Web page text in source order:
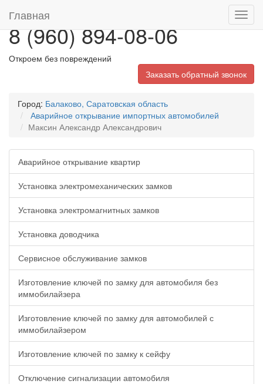
Главная
8 (960) 894-08-06
Откроем без повреждений
Заказать обратный звонок
Город: Балаково, Саратовская область
Аварийное открывание импортных автомобилей
Максин Александр Александрович
Аварийное открывание квартир
Установка электромеханических замков
Установка электромагнитных замков
Установка доводчика
Сервисное обслуживание замков
Изготовление ключей по замку для автомобиля без
иммобилайзера
Изготовление ключей по замку для автомобилей с
иммобилайзером
Изготовление ключей по замку к сейфу
Отключение сигнализации автомобиля